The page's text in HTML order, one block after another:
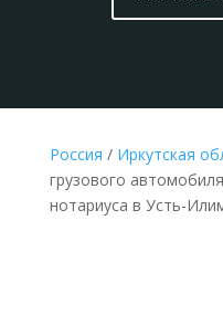
Россия / Иркутская
грузового
нотариуса в Усть-